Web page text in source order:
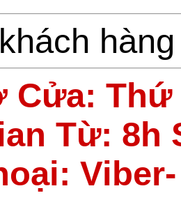
Cửa: Thứ
Từ: 8h